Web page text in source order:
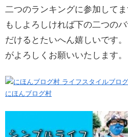
二つのランキングに参加してま
もしよろしければ下の二つの
だけるとたいへん嬉しいです
がよろしくお願いいたします。
にほんブログ村